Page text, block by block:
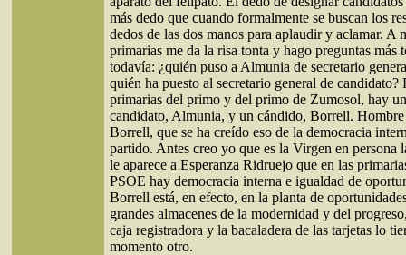
más dedo que cuando formalmente se buscan los
dedos de las dos manos para aplaudir y aclamar. A
primarias me da la risa tonta y hago preguntas más
todavía: ¿quién puso a Almunia de secretario
quién ha puesto al secretario general de candidato?
primarias del primo y del primo de Zumosol, hay un
candidato, Almunia, y un cándido, Borrell. Hombre
Borrell, que se ha creído eso de la democracia
partido. Antes creo yo que es la Virgen en persona
le aparece a Esperanza Ridruejo que en las
PSOE hay democracia interna e igualdad de
Borrell está, en efecto, en la planta de
grandes almacenes de la modernidad y del
caja registradora y la bacaladera de las tarjetas lo
momento otro.